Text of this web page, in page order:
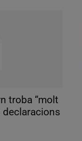
troba “molt
declaracions